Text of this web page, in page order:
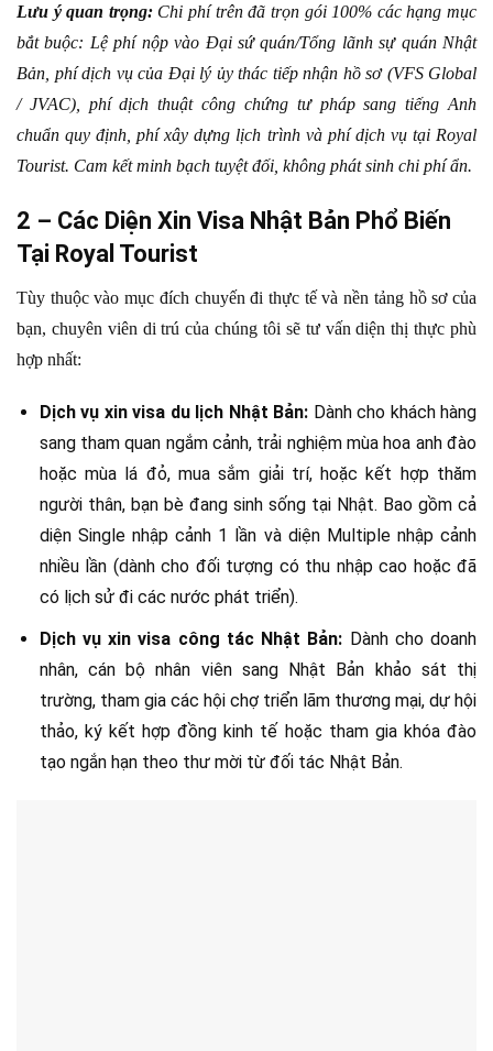
Lưu ý quan trọng:Chi phí trên đã trọn gói 100% các hạng mục
bắt buộc: Lệ phí nộp vào Đại sứ quán/Tổng lãnh sự quán Nhật
Bản, phí dịch vụ của Đại lý ủy thác tiếp nhận hồ sơ (VFS Global
/ JVAC), phí dịch thuật công chứng tư pháp sang tiếng Anh
chuẩn quy định, phí xây dựng lịch trình và phí dịch vụ tại Royal
Tourist. Cam kết minh bạch tuyệt đối, không phát sinh chi phí ẩn.
2 – Các Diện Xin Visa Nhật Bản Phổ Biến
Tại Royal Tourist
Tùy thuộc vào mục đích chuyến đi thực tế và nền tảng hồ sơ của
bạn, chuyên viên di trú của chúng tôi sẽ tư vấn diện thị thực phù
hợp nhất:
Dịch vụ xin visa du lịch Nhật Bản: Dành cho khách hàng
sang tham quan ngắm cảnh, trải nghiệm mùa hoa anh đào
hoặc mùa lá đỏ, mua sắm giải trí, hoặc kết hợp thăm
người thân, bạn bè đang sinh sống tại Nhật. Bao gồm cả
diện Single nhập cảnh 1 lần và diện Multiple nhập cảnh
nhiều lần (dành cho đối tượng có thu nhập cao hoặc đã
có lịch sử đi các nước phát triển).
Dịch vụ xin visa công tác Nhật Bản: Dành cho doanh
nhân, cán bộ nhân viên sang Nhật Bản khảo sát thị
trường, tham gia các hội chợ triển lãm thương mại, dự hội
thảo, ký kết hợp đồng kinh tế hoặc tham gia khóa đào
tạo ngắn hạn theo thư mời từ đối tác Nhật Bản.